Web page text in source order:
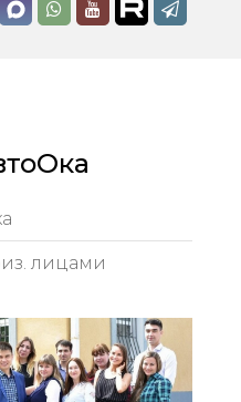
лицами